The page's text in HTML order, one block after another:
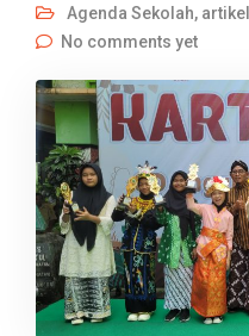
Agenda Sekolah, artikel
No comments yet